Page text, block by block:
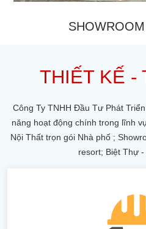
THIẾT KẾ -
Công Ty TNHH Đầu Tư Phát
năng hoạt động chính trong lĩnh
Nội Thất trọn gói Nhà phố ;
resort; Biệt Thự -